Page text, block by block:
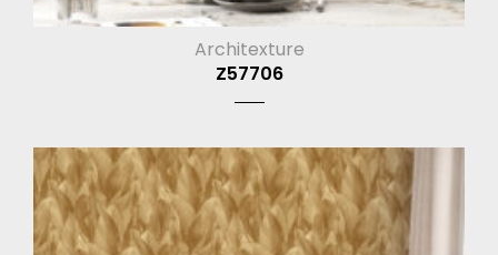
Architexture
Z57706